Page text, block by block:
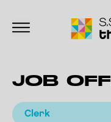
JOB
Clerk